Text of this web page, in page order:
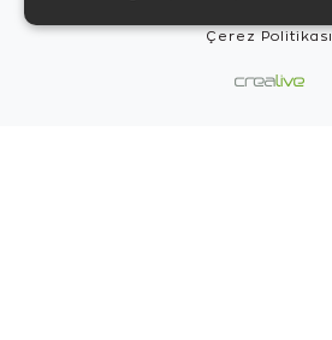
Çerez Politikası